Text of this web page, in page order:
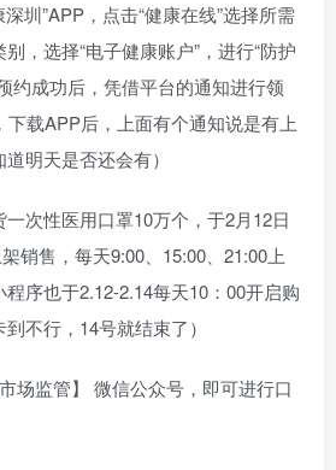
圳”APP，点击“健康在线”选择所需
，选择“电子健康账户”，进行“防护
约成功后，凭借平台的通知进行领
载APP后，上面有个通知说是有上
明天是否还会有）
次性医用口罩10万个，于2月12日
销售，每天9:00、15:00、21:00上
序也于2.12-2.14每天10：00开启购
不行，14号就结束了）
场监管】 微信公众号，即可进行口